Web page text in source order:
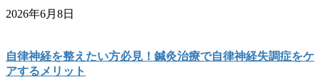
2026年6月8日
自律神経を整えたい方必見！鍼灸治療で自律神経失調症をケ
アするメリット